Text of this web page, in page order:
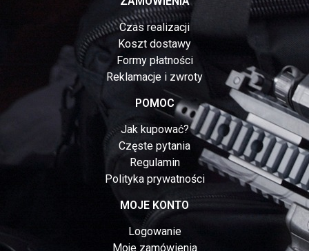
Czas realizacji
Koszt dostawy
Formy płatności
Reklamacje i zwroty
POMOC
Jak kupować?
Częste pytania
Regulamin
Polityka prywatności
MOJE KONTO
Logowanie
Moje zamówienia